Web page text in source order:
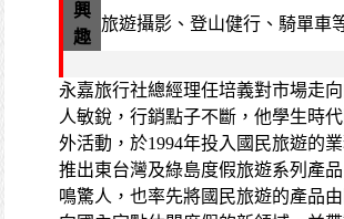
興
趣
旅遊攝影、登山健行、騎單車
永嘉旅行社總經理任培義對市場走
人敏銳，行銷點子不斷，他學生時
外活動，於1994年投入國民旅遊的
推出東台灣及綠島度假旅遊系列產
鳴驚人，也率先將國民旅遊的產品